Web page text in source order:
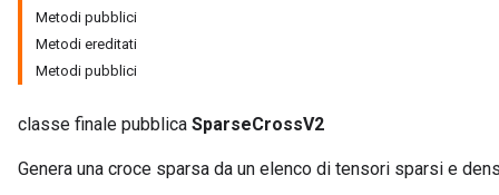
Metodi pubblici
Metodi ereditati
Metodi pubblici
classe finale pubblica SparseCrossV2
Genera una croce sparsa da un elenco di tensori sparsi e